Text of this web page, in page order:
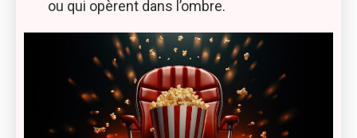
ou qui opèrent dans l’ombre.